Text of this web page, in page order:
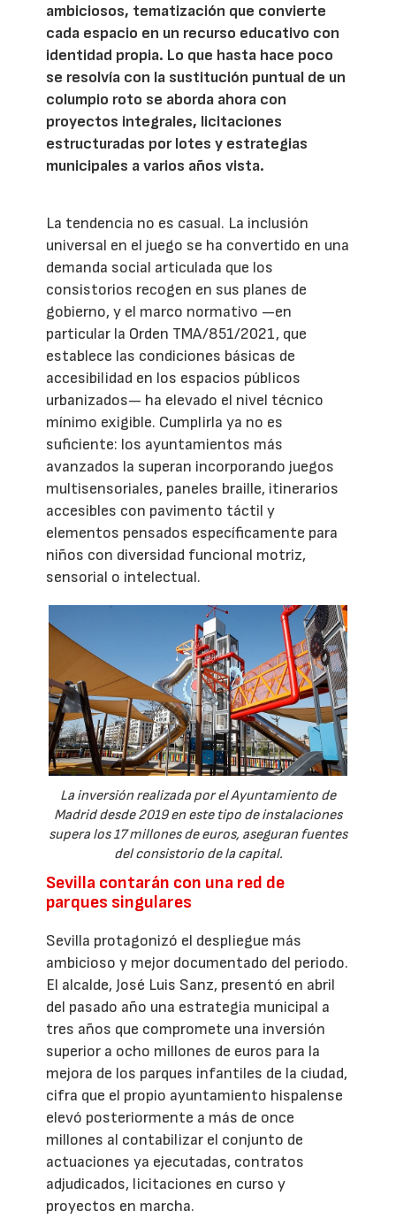
ambiciosos, tematización que convierte
cada espacio en un recurso educativo con
identidad propia. Lo que hasta hace poco
se resolvía con la sustitución puntual de un
columpio roto se aborda ahora con
proyectos integrales, licitaciones
estructuradas por lotes y estrategias
municipales a varios años vista.
La tendencia no es casual. La inclusión
universal en el juego se ha convertido en una
demanda social articulada que los
consistorios recogen en sus planes de
gobierno, y el marco normativo —en
particular la Orden TMA/851/2021, que
establece las condiciones básicas de
accesibilidad en los espacios públicos
urbanizados— ha elevado el nivel técnico
mínimo exigible. Cumplirla ya no es
suficiente: los ayuntamientos más
avanzados la superan incorporando juegos
multisensoriales, paneles braille, itinerarios
accesibles con pavimento táctil y
elementos pensados específicamente para
niños con diversidad funcional motriz,
sensorial o intelectual.
La inversión realizada por el Ayuntamiento de
Madrid desde 2019 en este tipo de instalaciones
supera los 17 millones de euros, aseguran fuentes
del consistorio de la capital.
Sevilla contarán con una red de
parques singulares
Sevilla protagonizó el despliegue más
ambicioso y mejor documentado del periodo.
El alcalde, José Luis Sanz, presentó en abril
del pasado año una estrategia municipal a
tres años que compromete una inversión
superior a ocho millones de euros para la
mejora de los parques infantiles de la ciudad,
cifra que el propio ayuntamiento hispalense
elevó posteriormente a más de once
millones al contabilizar el conjunto de
actuaciones ya ejecutadas, contratos
adjudicados, licitaciones en curso y
proyectos en marcha.